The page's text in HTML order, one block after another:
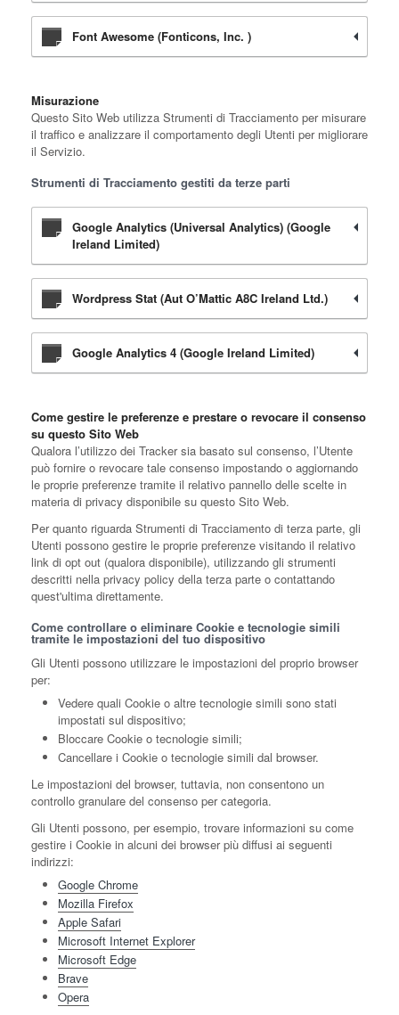
Font Awesome (Fonticons, Inc. )
Misurazione
Questo Sito Web utilizza Strumenti di Tracciamento per misurare
il traffico e analizzare il comportamento degli Utenti per migliorare
il Servizio.
Strumenti di Tracciamento gestiti da terze parti
Google Analytics (Universal Analytics) (Google
Ireland Limited)
Wordpress Stat (Aut O’Mattic A8C Ireland Ltd.)
Google Analytics 4 (Google Ireland Limited)
Come gestire le preferenze e prestare o revocare il consenso
su questo Sito Web
Qualora l’utilizzo dei Tracker sia basato sul consenso, l’Utente
può fornire o revocare tale consenso impostando o aggiornando
le proprie preferenze tramite il relativo pannello delle scelte in
materia di privacy disponibile su questo Sito Web.
Per quanto riguarda Strumenti di Tracciamento di terza parte, gli
Utenti possono gestire le proprie preferenze visitando il relativo
link di opt out (qualora disponibile), utilizzando gli strumenti
descritti nella privacy policy della terza parte o contattando
quest'ultima direttamente.
Come controllare o eliminare Cookie e tecnologie simili
tramite le impostazioni del tuo dispositivo
Gli Utenti possono utilizzare le impostazioni del proprio browser
per:
Vedere quali Cookie o altre tecnologie simili sono stati
impostati sul dispositivo;
Bloccare Cookie o tecnologie simili;
Cancellare i Cookie o tecnologie simili dal browser.
Le impostazioni del browser, tuttavia, non consentono un
controllo granulare del consenso per categoria.
Gli Utenti possono, per esempio, trovare informazioni su come
gestire i Cookie in alcuni dei browser più diffusi ai seguenti
indirizzi:
Google Chrome
Mozilla Firefox
Apple Safari
Microsoft Internet Explorer
Microsoft Edge
Brave
Opera